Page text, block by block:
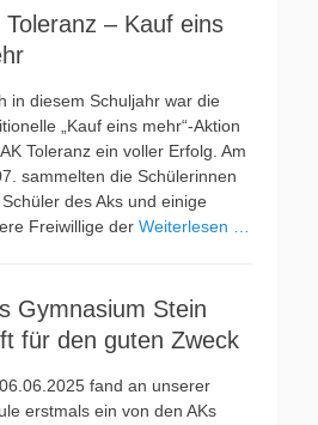
Toleranz – Kauf eins
in diesem Schuljahr war die
„Kauf eins mehr“-Aktion
Toleranz ein voller Erfolg. Am
sammelten die Schülerinnen
des Aks und einige
Freiwillige der Weiterlesen …
Gymnasium Stein
für den guten Zweck
fand an unserer
erstmals ein von den AKs